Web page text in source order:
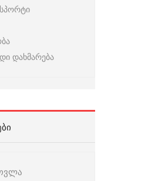
დახმარება